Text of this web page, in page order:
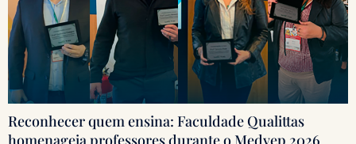
Reconhecer quem ensina: Faculdade Qualittas
homenageia professores durante o Medvep 2026